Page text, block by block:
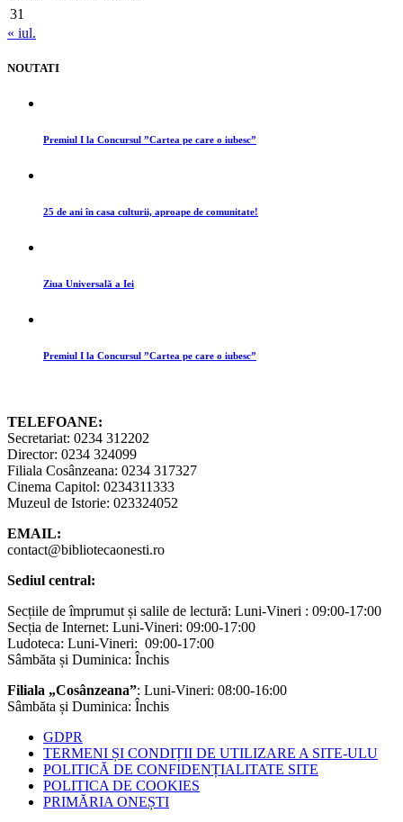
31
« iul.
NOUTATI
Premiul I la Concursul ”Cartea pe care o iubesc”
25 de ani în casa culturii, aproape de comunitate!
Ziua Universală a Iei
Premiul I la Concursul ”Cartea pe care o iubesc”
TELEFOANE:
Secretariat: 0234 312202
Director: 0234 324099
Filiala Cosânzeana: 0234 317327
Cinema Capitol: 0234311333
Muzeul de Istorie: 023324052
EMAIL:
contact@bibliotecaonesti.ro
Sediul central:
Secțiile de împrumut și salile de lectură: Luni-Vineri : 09:00-17:00
Secția de Internet: Luni-Vineri: 09:00-17:00
Ludoteca: Luni-Vineri: 09:00-17:00
Sâmbăta și Duminica: Închis
Filiala „Cosânzeana”: Luni-Vineri: 08:00-16:00
Sâmbăta și Duminica: Închis
GDPR
TERMENI ȘI CONDIȚII DE UTILIZARE A SITE-ULU
POLITICĂ DE CONFIDENȚIALITATE SITE
POLITICA DE COOKIES
PRIMĂRIA ONEȘTI